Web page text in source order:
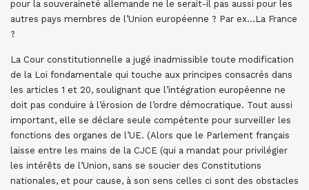
pour la souveraineté allemande ne le serait-il pas aussi pour les
autres pays membres de l’Union européenne ? Par ex…La France
?
La Cour constitutionnelle a jugé inadmissible toute modification
de la Loi fondamentale qui touche aux principes consacrés dans
les articles 1 et 20, soulignant que l’intégration européenne ne
doit pas conduire à l’érosion de l’ordre démocratique. Tout aussi
important, elle se déclare seule compétente pour surveiller les
fonctions des organes de l’UE. (Alors que le Parlement français
laisse entre les mains de la CJCE (qui a mandat pour privilégier
les intérêts de l’Union, sans se soucier des Constitutions
nationales, et pour cause, à son sens celles ci sont des obstacles